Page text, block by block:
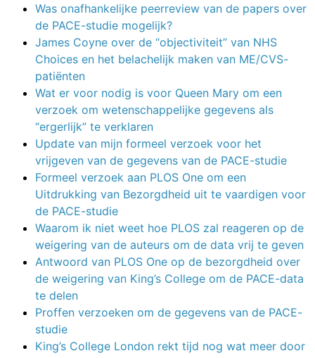
Was onafhankelijke peerreview van de papers over
de PACE-studie mogelijk?
James Coyne over de “objectiviteit” van NHS
Choices en het belachelijk maken van ME/CVS-
patiënten
Wat er voor nodig is voor Queen Mary om een
verzoek om wetenschappelijke gegevens als
“ergerlijk” te verklaren
Update van mijn formeel verzoek voor het
vrijgeven van de gegevens van de PACE-studie
Formeel verzoek aan PLOS One om een
Uitdrukking van Bezorgdheid uit te vaardigen voor
de PACE-studie
Waarom ik niet weet hoe PLOS zal reageren op de
weigering van de auteurs om de data vrij te geven
Antwoord van PLOS One op de bezorgdheid over
de weigering van King’s College om de PACE-data
te delen
Proffen verzoeken om de gegevens van de PACE-
studie
King’s College London rekt tijd nog wat meer door